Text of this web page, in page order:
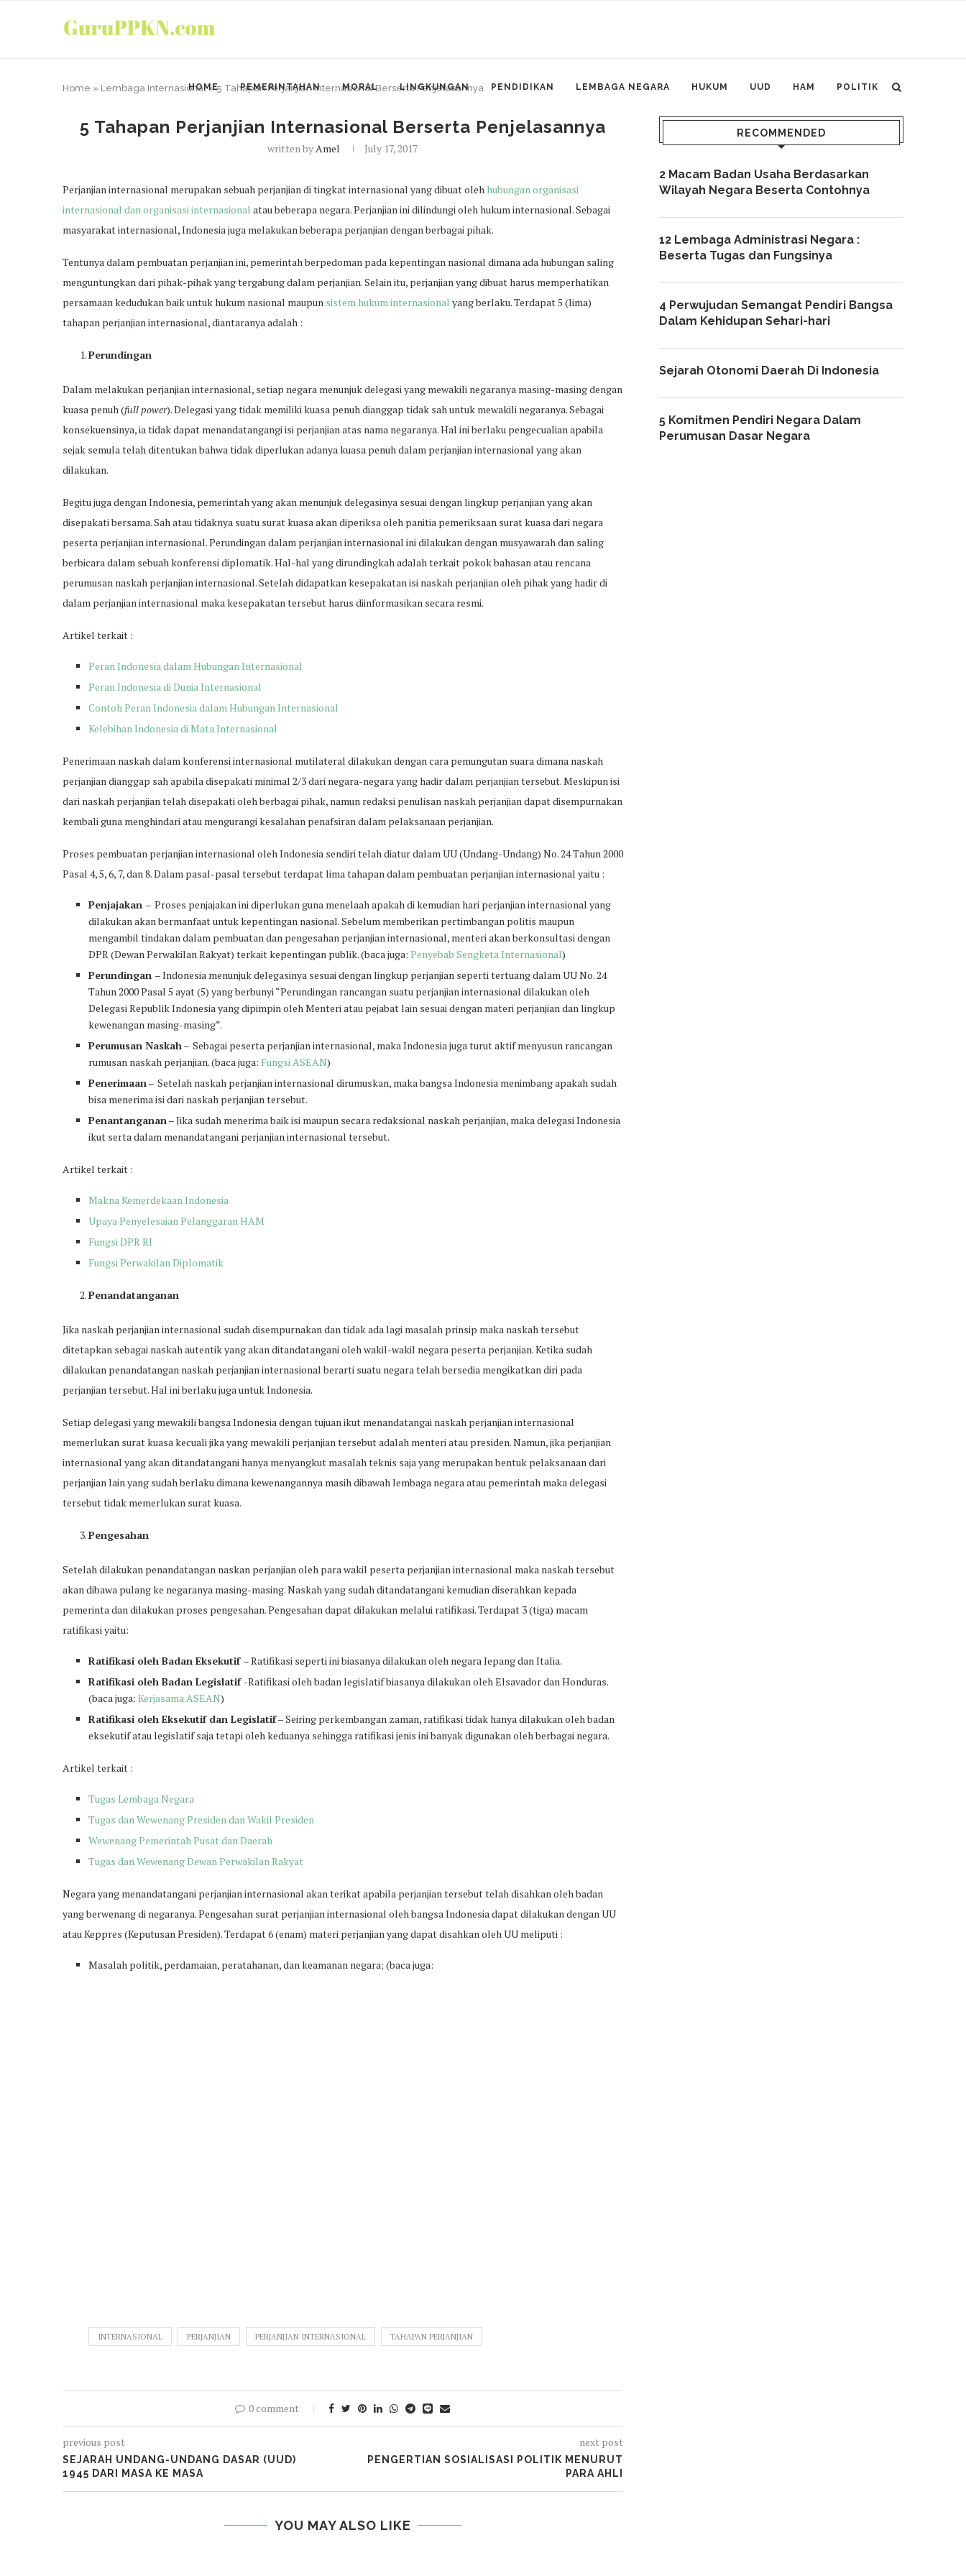
HOME PEMERINTAHAN MORAL LINGKUNGAN PENDIDIKAN LEMBAGA NEGARA HUKUM UUD HAM POLITIK
Home » Lembaga Internasional»5 Tahapan Perjanjian Internasional Berserta Penjelasannya
5 Tahapan Perjanjian Internasional Berserta Penjelasannya
written byAmel July 17, 2017
Perjanjian internasional merupakan sebuah perjanjian di tingkat internasional yang dibuat oleh hubungan organisasi
internasional dan organisasi internasional atau beberapa negara. Perjanjian ini dilindungi oleh hukum internasional. Sebagai
masyarakat internasional, Indonesia juga melakukan beberapa perjanjian dengan berbagai pihak.
Tentunya dalam pembuatan perjanjian ini, pemerintah berpedoman pada kepentingan nasional dimana ada hubungan saling
menguntungkan dari pihak-pihak yang tergabung dalam perjanjian. Selain itu, perjanjian yang dibuat harus memperhatikan
persamaan kedudukan baik untuk hukum nasional maupun sistem hukum internasional yang berlaku. Terdapat 5 (lima)
tahapan perjanjian internasional, diantaranya adalah :
Perundingan
Dalam melakukan perjanjian internasional, setiap negara menunjuk delegasi yang mewakili negaranya masing-masing dengan
kuasa penuh (full power). Delegasi yang tidak memiliki kuasa penuh dianggap tidak sah untuk mewakili negaranya. Sebagai
konsekuensinya, ia tidak dapat menandatangangi isi perjanjian atas nama negaranya. Hal ini berlaku pengecualian apabila
sejak semula telah ditentukan bahwa tidak diperlukan adanya kuasa penuh dalam perjanjian internasional yang akan
dilakukan.
Begitu juga dengan Indonesia, pemerintah yang akan menunjuk delegasinya sesuai dengan lingkup perjanjian yang akan
disepakati bersama. Sah atau tidaknya suatu surat kuasa akan diperiksa oleh panitia pemeriksaan surat kuasa dari negara
peserta perjanjian internasional. Perundingan dalam perjanjian internasional ini dilakukan dengan musyawarah dan saling
berbicara dalam sebuah konferensi diplomatik. Hal-hal yang dirundingkah adalah terkait pokok bahasan atau rencana
perumusan naskah perjanjian internasional. Setelah didapatkan kesepakatan isi naskah perjanjian oleh pihak yang hadir di
dalam perjanjian internasional maka kesepakatan tersebut harus diinformasikan secara resmi.
Artikel terkait :
Peran Indonesia dalam Hubungan Internasional
Peran Indonesia di Dunia Internasional
Contoh Peran Indonesia dalam Hubungan Internasional
Kelebihan Indonesia di Mata Internasional
Penerimaan naskah dalam konferensi internasional mutilateral dilakukan dengan cara pemungutan suara dimana naskah
perjanjian dianggap sah apabila disepakati minimal 2/3 dari negara-negara yang hadir dalam perjanjian tersebut. Meskipun isi
dari naskah perjanjian telah disepakati oleh berbagai pihak, namun redaksi penulisan naskah perjanjian dapat disempurnakan
kembali guna menghindari atau mengurangi kesalahan penafsiran dalam pelaksanaan perjanjian.
Proses pembuatan perjanjian internasional oleh Indonesia sendiri telah diatur dalam UU (Undang-Undang) No. 24 Tahun 2000
Pasal 4, 5, 6, 7, dan 8. Dalam pasal-pasal tersebut terdapat lima tahapan dalam pembuatan perjanjian internasional yaitu :
Penjajakan – Proses penjajakan ini diperlukan guna menelaah apakah di kemudian hari perjanjian internasional yang
dilakukan akan bermanfaat untuk kepentingan nasional. Sebelum memberikan pertimbangan politis maupun
mengambil tindakan dalam pembuatan dan pengesahan perjanjian internasional, menteri akan berkonsultasi dengan
DPR (Dewan Perwakilan Rakyat) terkait kepentingan publik. (baca juga: Penyebab Sengketa Internasional)
Perundingan – Indonesia menunjuk delegasinya sesuai dengan lingkup perjanjian seperti tertuang dalam UU No. 24
Tahun 2000 Pasal 5 ayat (5) yang berbunyi “Perundingan rancangan suatu perjanjian internasional dilakukan oleh
Delegasi Republik Indonesia yang dipimpin oleh Menteri atau pejabat lain sesuai dengan materi perjanjian dan lingkup
kewenangan masing-masing”.
Perumusan Naskah– Sebagai peserta perjanjian internasional, maka Indonesia juga turut aktif menyusun rancangan
rumusan naskah perjanjian. (baca juga: Fungsi ASEAN)
Penerimaan– Setelah naskah perjanjian internasional dirumuskan, maka bangsa Indonesia menimbang apakah sudah
bisa menerima isi dari naskah perjanjian tersebut.
Penantanganan– Jika sudah menerima baik isi maupun secara redaksional naskah perjanjian, maka delegasi Indonesia
ikut serta dalam menandatangani perjanjian internasional tersebut.
Artikel terkait :
Makna Kemerdekaan Indonesia
Upaya Penyelesaian Pelanggaran HAM
Fungsi DPR RI
Fungsi Perwakilan Diplomatik
Penandatanganan
Jika naskah perjanjian internasional sudah disempurnakan dan tidak ada lagi masalah prinsip maka naskah tersebut
ditetapkan sebagai naskah autentik yang akan ditandatangani oleh wakil-wakil negara peserta perjanjian. Ketika sudah
dilakukan penandatangan naskah perjanjian internasional berarti suatu negara telah bersedia mengikatkan diri pada
perjanjian tersebut. Hal ini berlaku juga untuk Indonesia.
Setiap delegasi yang mewakili bangsa Indonesia dengan tujuan ikut menandatangai naskah perjanjian internasional
memerlukan surat kuasa kecuali jika yang mewakili perjanjian tersebut adalah menteri atau presiden. Namun, jika perjanjian
internasional yang akan ditandatangani hanya menyangkut masalah teknis saja yang merupakan bentuk pelaksanaan dari
perjanjian lain yang sudah berlaku dimana kewenangannya masih dibawah lembaga negara atau pemerintah maka delegasi
tersebut tidak memerlukan surat kuasa.
Pengesahan
Setelah dilakukan penandatangan naskan perjanjian oleh para wakil peserta perjanjian internasional maka naskah tersebut
akan dibawa pulang ke negaranya masing-masing. Naskah yang sudah ditandatangani kemudian diserahkan kepada
pemerinta dan dilakukan proses pengesahan. Pengesahan dapat dilakukan melalui ratifikasi. Terdapat 3 (tiga) macam
ratifikasi yaitu:
Ratifikasi oleh Badan Eksekutif – Ratifikasi seperti ini biasanya dilakukan oleh negara Jepang dan Italia.
Ratifikasi oleh Badan Legislatif -Ratifikasi oleh badan legislatif biasanya dilakukan oleh Elsavador dan Honduras.
(baca juga: Kerjasama ASEAN)
Ratifikasi oleh Eksekutif dan Legislatif– Seiring perkembangan zaman, ratifikasi tidak hanya dilakukan oleh badan
eksekutif atau legislatif saja tetapi oleh keduanya sehingga ratifikasi jenis ini banyak digunakan oleh berbagai negara.
Artikel terkait :
Tugas Lembaga Negara
Tugas dan Wewenang Presiden dan Wakil Presiden
Wewenang Pemerintah Pusat dan Daerah
Tugas dan Wewenang Dewan Perwakilan Rakyat
Negara yang menandatangani perjanjian internasional akan terikat apabila perjanjian tersebut telah disahkan oleh badan
yang berwenang di negaranya. Pengesahan surat perjanjian internasional oleh bangsa Indonesia dapat dilakukan dengan UU
atau Keppres (Keputusan Presiden). Terdapat 6 (enam) materi perjanjian yang dapat disahkan oleh UU meliputi :
Masalah politik, perdamaian, peratahanan, dan keamanan negara; (baca juga:
INTERNASIONAL PERJANJIAN PERJANJIAN INTERNASIONAL TAHAPAN PERJANJIAN
0 comment
previous post
SEJARAH UNDANG-UNDANG DASAR (UUD)
1945 DARI MASA KE MASA
next post
PENGERTIAN SOSIALISASI POLITIK MENURUT
PARA AHLI
YOU MAY ALSO LIKE
RECOMMENDED
2 Macam Badan Usaha Berdasarkan
Wilayah Negara Beserta Contohnya
12 Lembaga Administrasi Negara :
Beserta Tugas dan Fungsinya
4 Perwujudan Semangat Pendiri Bangsa
Dalam Kehidupan Sehari-hari
Sejarah Otonomi Daerah Di Indonesia
5 Komitmen Pendiri Negara Dalam
Perumusan Dasar Negara